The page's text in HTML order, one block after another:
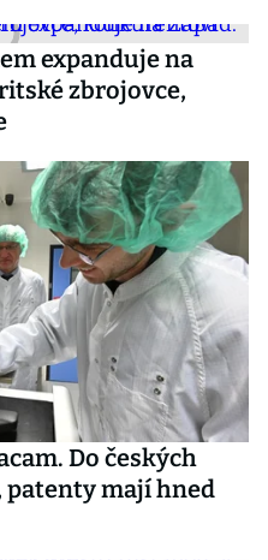
expanduje na
zbrojovce,
Do českých
patenty mají hned